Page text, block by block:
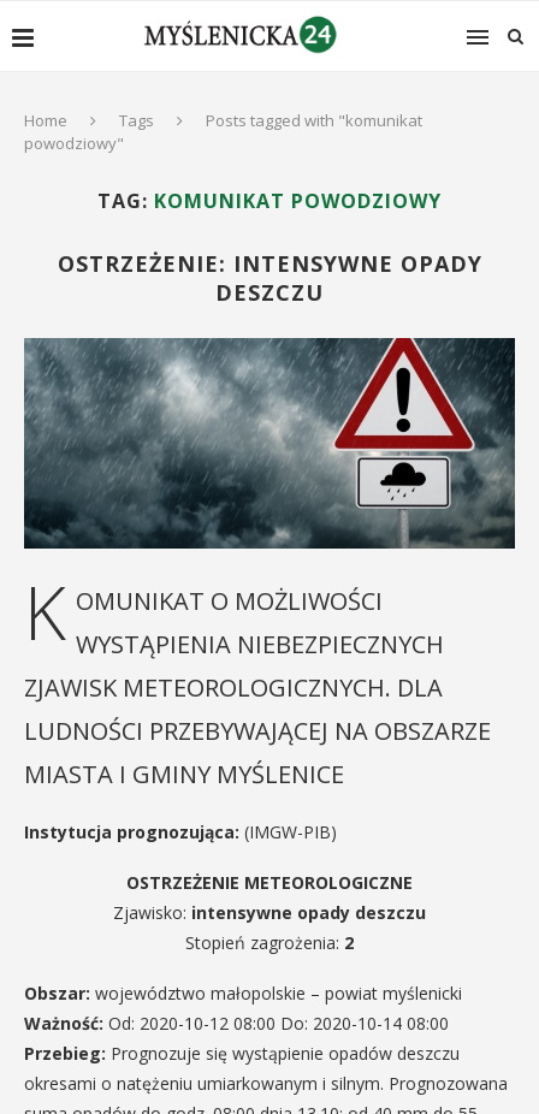
Home Tags
Posts tagged with "komunikat
powodziowy"
TAG: KOMUNIKAT POWODZIOWY
OSTRZEŻENIE: INTENSYWNE OPADY
DESZCZU
K OMUNIKAT O MOŻLIWOŚCI
WYSTĄPIENIA NIEBEZPIECZNYCH
ZJAWISK METEOROLOGICZNYCH. DLA
LUDNOŚCI PRZEBYWAJĄCEJ NA OBSZARZE
MIASTA I GMINY MYŚLENICE
Instytucja prognozująca: (IMGW-PIB)
OSTRZEŻENIE METEOROLOGICZNE
Zjawisko: intensywne opady deszczu
Stopień zagrożenia: 2
Obszar: województwo małopolskie – powiat myślenicki
Ważność: Od: 2020-10-12 08:00 Do: 2020-10-14 08:00
Przebieg: Prognozuje się wystąpienie opadów deszczu
okresami o natężeniu umiarkowanym i silnym. Prognozowana